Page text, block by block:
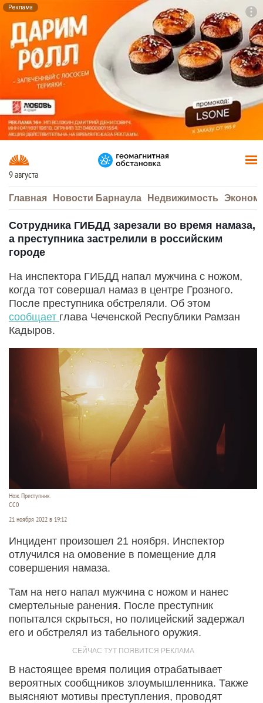
Реклама
9 августа
Главная Новости Барнаула Недвижимость
Сотрудника ГИБДД зарезали во время намаза,
а преступника застрелили в российским
городе
На инспектора ГИБДД напал мужчина с ножом,
когда тот совершал намаз в центре Грозного.
После преступника обстреляли. Об этом
сообщает глава Чеченской Республики Рамзан
Кадыров.
Нож. Преступник.
CC0
21 ноября 2022 в 19:12
Инцидент произошел 21 ноября. Инспектор
отлучился на омовение в помещение для
совершения намаза.
Там на него напал мужчина с ножом и нанес
смертельные ранения. После преступник
попытался скрыться, но полицейский задержал
его и обстрелял из табельного оружия.
В настоящее время полиция отрабатывает
вероятных сообщников злоумышленника. Также
выясняют мотивы преступления, проводят